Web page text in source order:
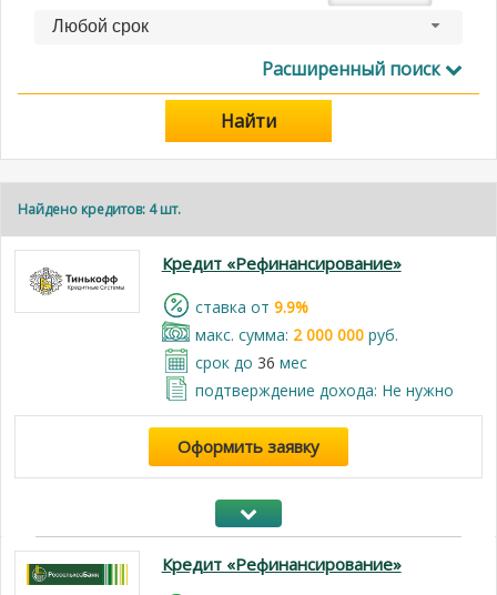
Любой срок
Расширенный поиск
Найти
Найдено кредитов: 4 шт.
Кредит «Рефинансирование»
cтавка от 9.9%
макс. сумма: 2 000 000руб.
срок до 36 мес
подтверждение дохода: Не нужно
Оформить заявку
Кредит «Рефинансирование»